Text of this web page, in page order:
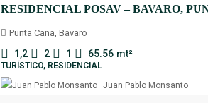
Punta Cana, Bavaro
1,2 2 1 65.56 mt²
TURÍSTICO, RESIDENCIAL
Juan Pablo Monsanto